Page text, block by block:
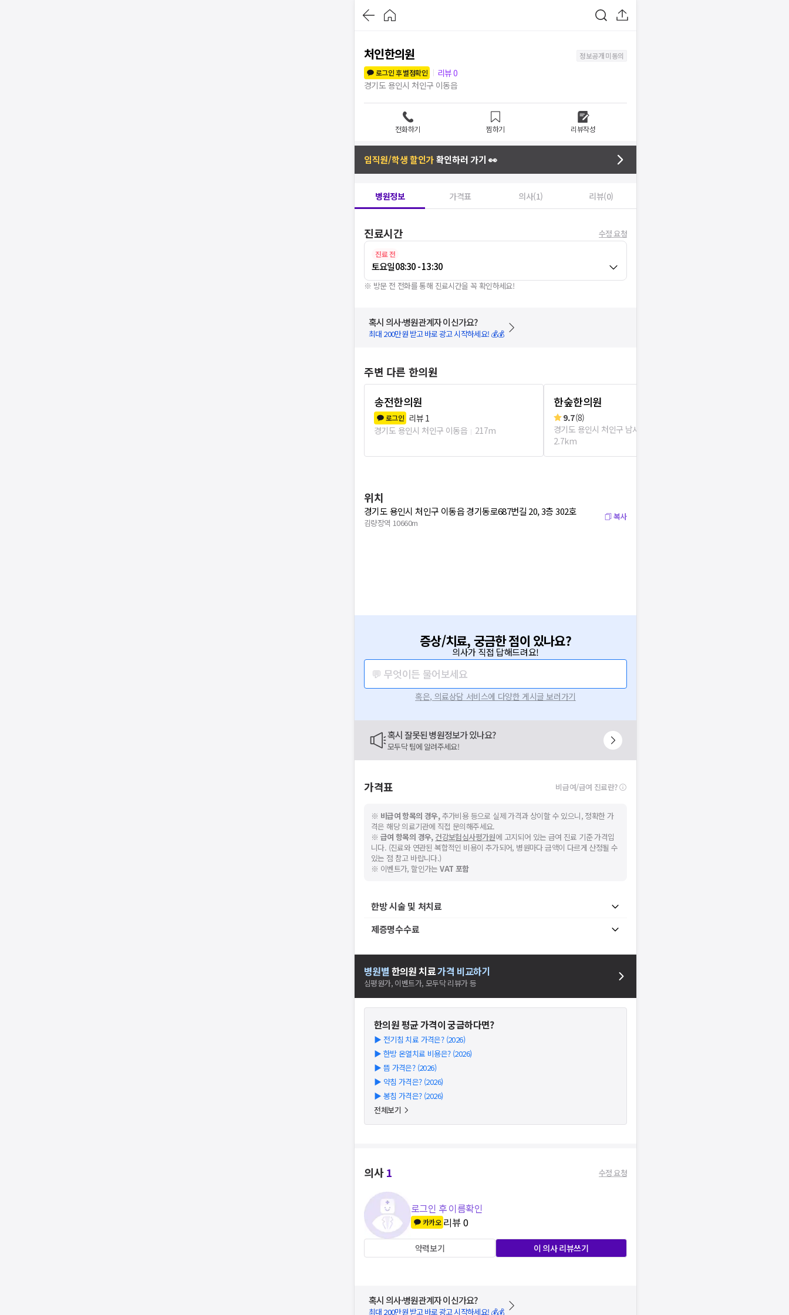
처인한의원
정보공개 미동의
로그인 후 별점확인
리뷰0
경기도 용인시 처인구 이동읍
전화하기 찜하기 리뷰작성
임직원/학생 할인가확인하러 가기 👀
병원정보 가격표 의사(1) 리뷰(0)
진료시간 수정 요청
진료 전
토요일08:30 - 13:30
※ 방문 전 전화를 통해 진료시간을 꼭 확인하세요!
혹시 의사·병원관계자 이신가요?
최대 200만원 받고 바로 광고 시작하세요! 💰💰
주변 다른 한의원
송전한의원
로그인 리뷰 1
경기도 용인시 처인구 이동읍
217m
한숲한의원
9.7(8)
경기도 용인시 처인구 남사면
2.7km
위치
경기도 용인시 처인구 이동읍 경기동로687번길 20, 3층 302호
김량장역 10660m
복사
증상/치료, 궁금한 점이 있나요?
의사가 직접 답해드려요!
💬 무엇이든 물어보세요
혹은, 의료상담 서비스에 다양한 게시글 보러가기
혹시 잘못된 병원정보가 있나요?
모두닥 팀에 알려주세요!
가격표 비급여/급여 진료란?
※ 비급여 항목의 경우,추가비용 등으로 실제 가격과 상이할 수 있으니, 정확한 가
격은 해당 의료기관에 직접 문의해주세요.
※ 급여 항목의 경우, 건강보험심사평가원에 고지되어 있는 급여 진료 기준 가격입
니다. (진료와 연관된 복합적인 비용이 추가되어, 병원마다 금액이 다르게 산정될 수
있는 점 참고 바랍니다.)
※ 이벤트가, 할인가는VAT 포함
한방 시술 및 처치료
제증명수수료
병원별 한의원치료가격 비교하기
심평원가, 이벤트가, 모두닥 리뷰가 등
한의원평균 가격이 궁금하다면?
▶ 전기침 치료 가격은? (2026)
▶ 한방 온열치료 비용은? (2026)
▶ 뜸 가격은? (2026)
▶ 약침 가격은? (2026)
▶ 봉침 가격은? (2026)
전체보기
의사1 수정 요청
로그인 후 이름확인
카카오 리뷰0
약력보기 이 의사 리뷰쓰기
혹시 의사·병원관계자 이신가요?
최대 200만원 받고 바로 광고 시작하세요! 💰💰